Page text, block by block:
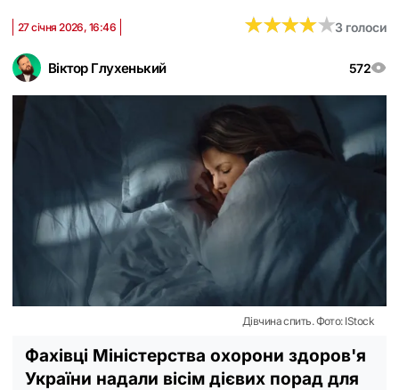
Віктор Глухенький 572
27 січня 2026, 16:46 ★★★★★
★★★★★3 голоси
Дівчина спить. Фото: IStock
Фахівці Міністерства охорони здоров'я
України надали вісім дієвих порад для